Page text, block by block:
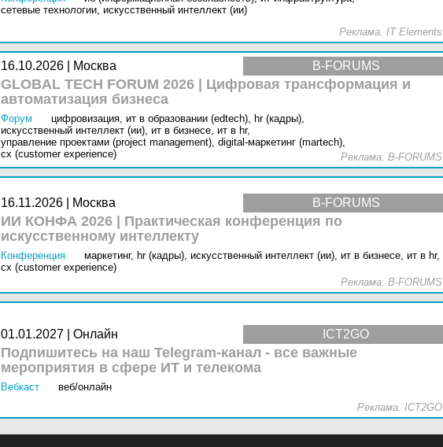
сетевые технологии, искусственный интеллект (ии)
Реклама. IT Elements
B-FORUMS
16.10.2026 | Москва
GLOBAL TECH FORUM 2026 | Цифровая трансформация и
автоматизация бизнеса
Форум цифровизация, ит в образовании (edtech), hr (кадры),
искусственный интеллект (ии), ит в бизнесе, ит в hr,
управление проектами (project management), digital-маркетинг (martech),
cx (customer experience)
Реклама. B-FORUMS
B-FORUMS
16.11.2026 | Москва
ИИ КОНФА 2026 | Практическая конференция по
искусственному интеллекту
Конференция маркетинг, hr (кадры), искусственный интеллект (ии), ит в бизнесе, ит в hr,
cx (customer experience)
Реклама. B-FORUMS
ICT2GO
01.01.2027 | Онлайн
Подпишитесь на наш Telegram-канал - все важные
мероприятия в сфере ИТ и телекома
Вебкаст
веб/онлайн
Реклама. ICT2GO